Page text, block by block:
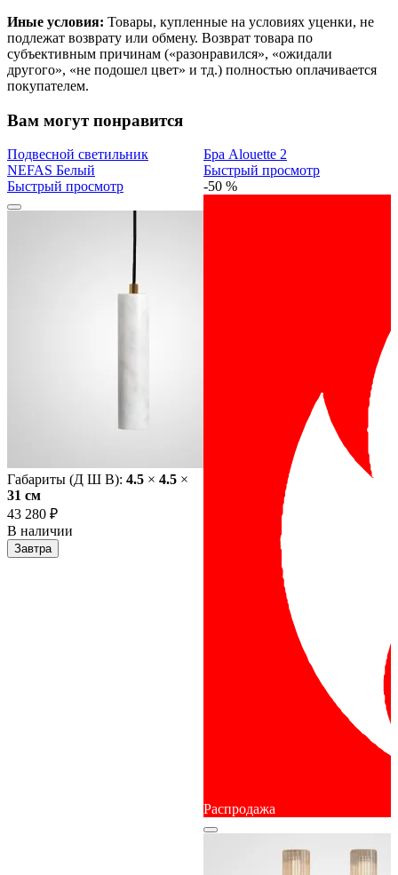
Иные условия: Товары, купленные на условиях уценки, не
подлежат возврату или обмену. Возврат товара по
субъективным причинам («разонравился», «ожидали
другого», «не подошел цвет» и тд.) полностью оплачивается
покупателем.
Вам могут понравится
Подвесной светильник
NEFAS Белый
Быстрый просмотр
Габариты (Д Ш В): 4.5 × 4.5 ×
31 cм
43 280 ₽
В наличии
Завтра
Бра Alouette 2
Быстрый просмотр
-50 %
Распродажа